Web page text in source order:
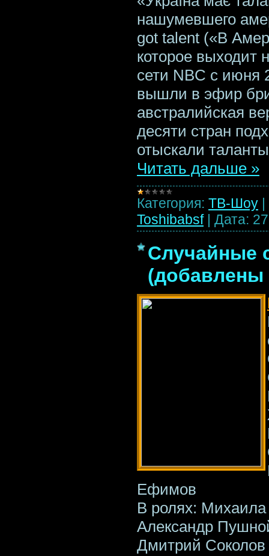
нашумевшего
got talent («В
которое выходит
сети NBC с июня
вышли в эфир
австралийская
десяти стран
отыскали
Читать дальше »
Категория: ТВ-Шоу |
Toshibabsf | Дата:
Случайные
(добавлены
Ефимов
В ролях:
Александр
Дмитрий Соколов